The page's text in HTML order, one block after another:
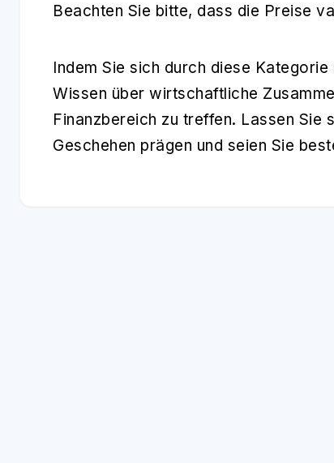
Beachten Sie bitte, dass die Preise
Indem Sie sich durch diese
Wissen über wirtschaftliche
Finanzbereich zu treffen. Lassen Sie
Geschehen prägen und seien Sie